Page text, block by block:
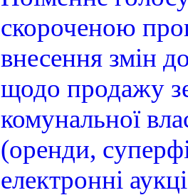
скороченою
внесення змін
щодо продажу
комунальної
(оренди,
електронні